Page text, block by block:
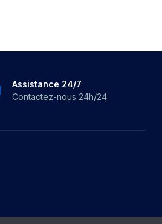
Assistance 24/7
Contactez-nous 24h/24